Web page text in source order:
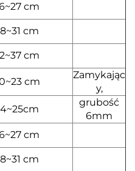
cm
cm
cm
cm
Zamykając
y,
grubość
6mm
cm
cm